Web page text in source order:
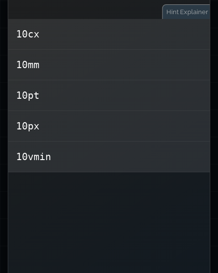
Hint Explainer
10cx
10mm
10pt
10px
10vmin
vmin
- viewport न्यूनतम